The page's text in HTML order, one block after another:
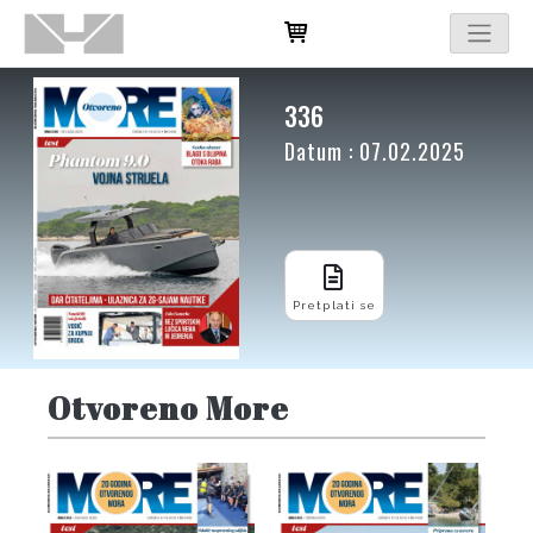
336
Datum : 07.02.2025
Pretplati se
Otvoreno More